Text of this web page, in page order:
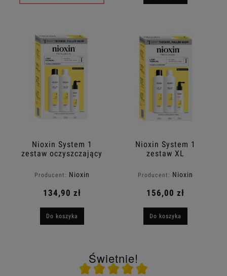
Nioxin System 1
zestaw oczyszczający
lekko przerzedzonych
Producent: Nioxin
134,90 zł
Do koszyka
Nioxin System 1
zestaw XL
włosów naturalnych
300+300+100ml
Producent: Nioxin
156,00 zł
Do koszyka
Świetnie!
Ocena średnia 5 na 5